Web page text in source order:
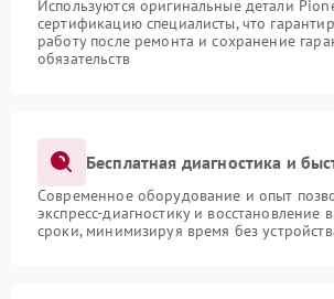
Используются оригинальные детали
сертификацию специалисты, что
работу после ремонта и сохранение
обязательств
Бесплатная диагностика и
Современное оборудование и опыт
экспресс-диагностику и восстановление
сроки, минимизируя время без